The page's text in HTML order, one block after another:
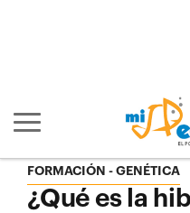
Mostrar/ocultar
FORMACIÓN - GENÉTICA
¿Qué es la